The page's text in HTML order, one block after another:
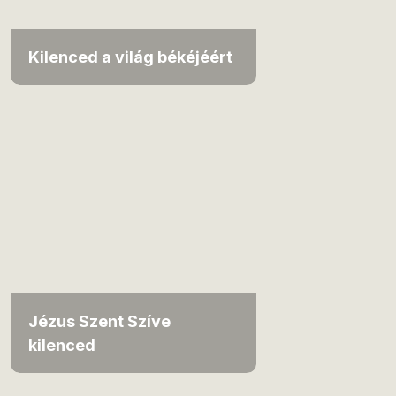
Kilenced a világ békéjéért
Jézus Szent Szíve
kilenced